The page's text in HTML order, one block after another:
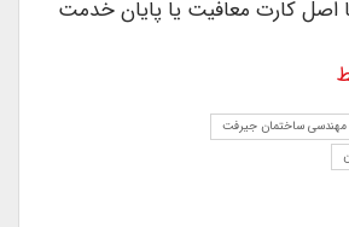
کارت معافیت یا پایان خدمت
مهندسی ساختمان جیرفت